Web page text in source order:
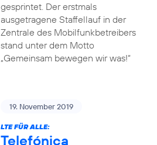
gesprintet. Der erstmals
ausgetragene Staffellauf in der
Zentrale des Mobilfunkbetreibers
stand unter dem Motto
„Gemeinsam bewegen wir was!“
19. November 2019
LTE FÜR ALLE:
Telefónica